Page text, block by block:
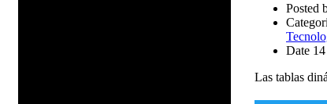
Posted
Date
Las tablas